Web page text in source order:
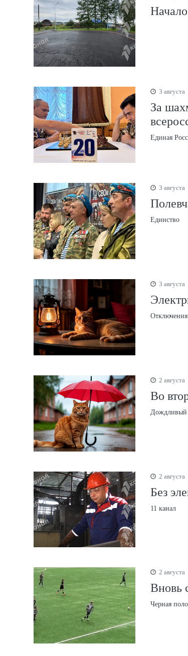
3 августа
За
Единая
3 августа
Единство
3 августа
Отключения
2 августа
Во
Дождливый
2 августа
Без
11 канал
2 августа
Вновь
Черная